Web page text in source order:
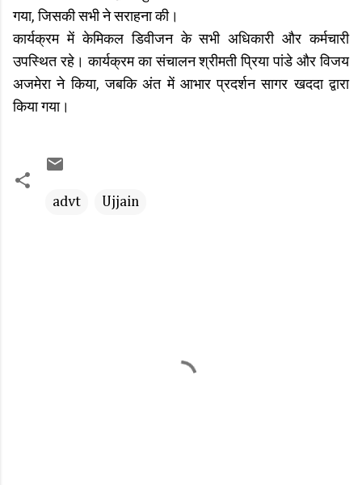
गया, जिसकी सभी ने सराहना की।
कार्यक्रम में केमिकल डिवीजन के सभी अधिकारी और कर्मचारी
उपस्थित रहे। कार्यक्रम का संचालन श्रीमती प्रिया पांडे और विजय
अजमेरा ने किया, जबकि अंत में आभार प्रदर्शन सागर खददा द्वारा
किया गया।
advt Ujjain